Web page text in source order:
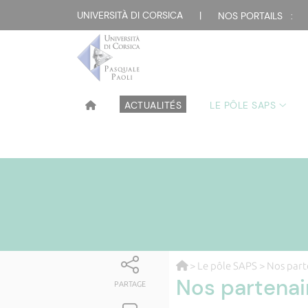
UNIVERSITÀ DI CORSICA | NOS PORTAILS :
ACTUALITÉS LE PÔLE SAPS
PARTAGE
> Le pôle SAPS > Nos
Nos